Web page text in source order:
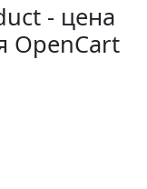
- цена
OpenCart